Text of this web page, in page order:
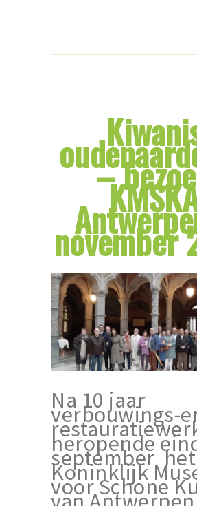
–
november
Na 10 jaar
verbouwings-
heropende
september het
Koninklijk
voor Schone